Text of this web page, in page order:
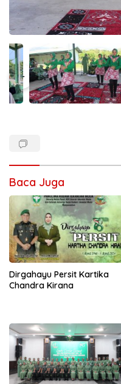
Baca Juga
Dirgahayu Persit Kartika
Chandra Kirana